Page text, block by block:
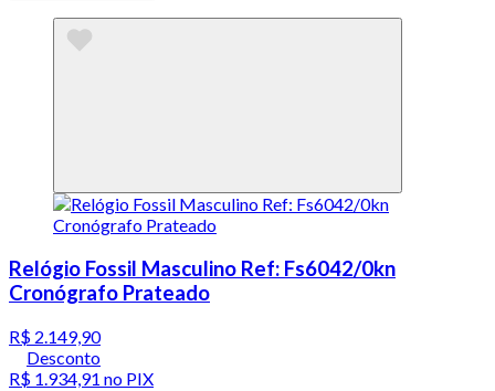
Relógio Fossil Masculino Ref: Fs6042/0kn
Cronógrafo Prateado
R$ 2.149,90
Desconto
R$ 1.934,91 no PIX